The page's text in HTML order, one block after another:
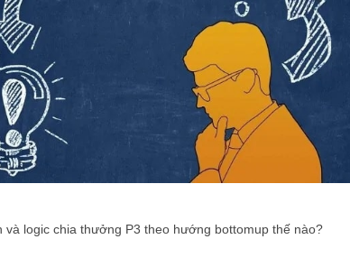
và logic chia thưởng P3 theo hướng bottomup thế nào?